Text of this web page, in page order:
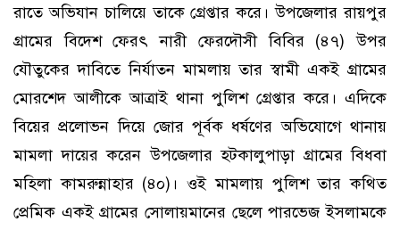
রাতে অভিযান চালিয়ে তাকে গ্রেপ্তার করে। উপজেলার রায়পুর
গ্রামের বিদেশ ফেরৎ নারী ফেরদৌসী বিবির (৪৭) উপর
যৌতুকের দাবিতে নির্যাতন মামলায় তার স্বামী একই গ্রামের
মোরশেদ আলীকে আত্রাই থানা পুলিশ গ্রেপ্তার করে। এদিকে
বিয়ের প্রলোভন দিয়ে জোর পূর্বক ধর্ষণের অভিযোগে থানায়
মামলা দায়ের করেন উপজেলার হটকালুপাড়া গ্রামের বিধবা
মহিলা কামরুন্নাহার (৪০)। ওই মামলায় পুলিশ তার কথিত
প্রেমিক একই গ্রামের সোলায়মানের ছেলে পারভেজ ইসলামকে